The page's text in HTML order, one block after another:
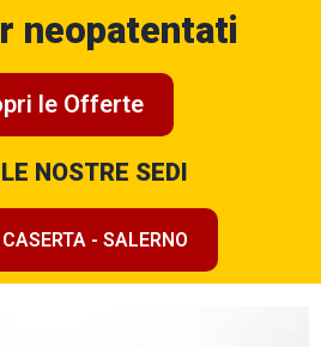
neopatentati
le Offerte
NOSTRE SEDI
- SALERNO